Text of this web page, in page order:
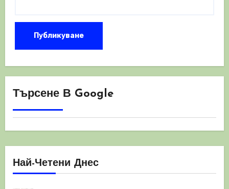
Търсене В Google
Най-Четени Днес